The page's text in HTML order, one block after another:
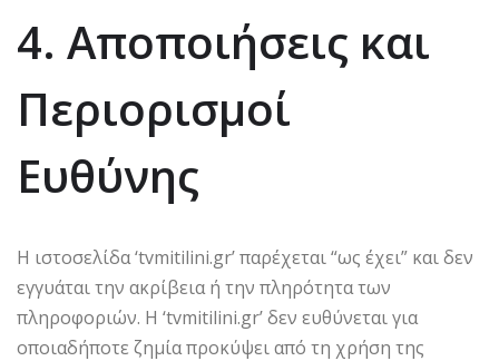
4. Αποποιήσεις και
Περιορισμοί
Ευθύνης
Η ιστοσελίδα ‘tvmitilini.gr’ παρέχεται “ως έχει” και δεν
εγγυάται την ακρίβεια ή την πληρότητα των
πληροφοριών. Η ‘tvmitilini.gr’ δεν ευθύνεται για
οποιαδήποτε ζημία προκύψει από τη χρήση της